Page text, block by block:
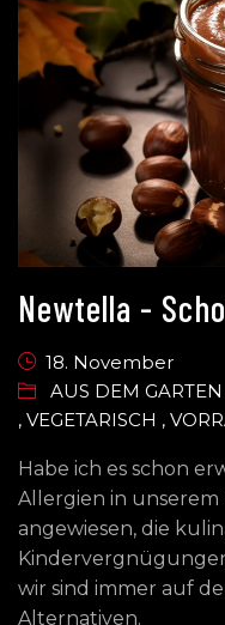
Newtella -
18. November
AUS DEM GARTEN
, VEGETARISCH ,
Habe ich es schon
Allergien in unserem
angewiesen, die
wir sind immer auf
Alternativen.